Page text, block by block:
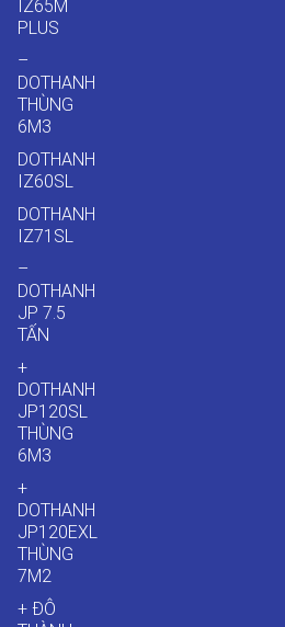
IZ65M
PLUS
–
DOTHANH
THÙNG
6M3
DOTHANH
IZ60SL
DOTHANH
IZ71SL
–
DOTHANH
JP 7.5
TẤN
+
DOTHANH
JP120SL
THÙNG
6M3
+
DOTHANH
JP120EXL
THÙNG
7M2
+ ĐÔ